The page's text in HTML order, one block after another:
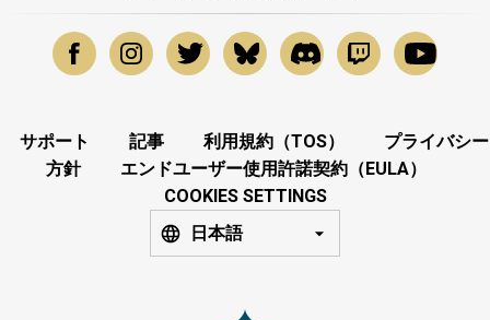
サポート 記事 利用規約（TOS）
プライバシー
方針
エンドユーザー使用許諾契約（EULA）
COOKIES SETTINGS
日本語